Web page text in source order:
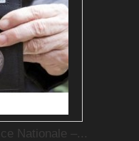
Nationale –...